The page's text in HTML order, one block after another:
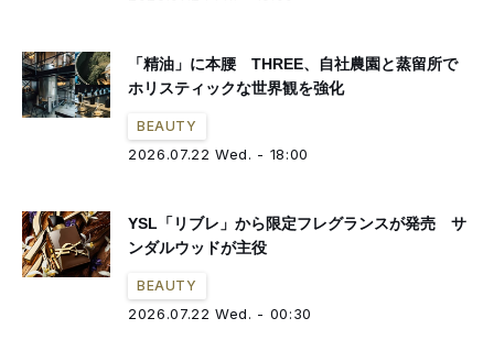
「精油」に本腰 THREE、自社農園と蒸留所で
ホリスティックな世界観を強化
BEAUTY
2026.07.22 Wed. - 18:00
YSL「リブレ」から限定フレグランスが発売 サ
ンダルウッドが主役
BEAUTY
2026.07.22 Wed. - 00:30